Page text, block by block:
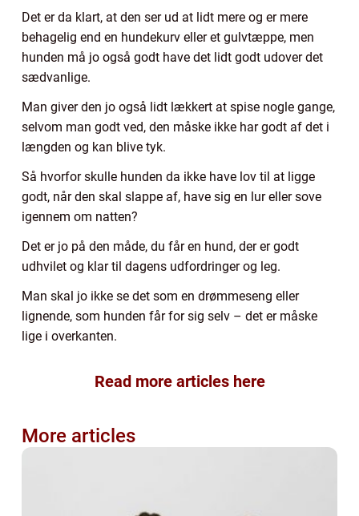
Det er da klart, at den ser ud at lidt mere og er mere
behagelig end en hundekurv eller et gulvtæppe, men
hunden må jo også godt have det lidt godt udover det
sædvanlige.
Man giver den jo også lidt lækkert at spise nogle gange,
selvom man godt ved, den måske ikke har godt af det i
længden og kan blive tyk.
Så hvorfor skulle hunden da ikke have lov til at ligge
godt, når den skal slappe af, have sig en lur eller sove
igennem om natten?
Det er jo på den måde, du får en hund, der er godt
udhvilet og klar til dagens udfordringer og leg.
Man skal jo ikke se det som en drømmeseng eller
lignende, som hunden får for sig selv – det er måske
lige i overkanten.
Read more articles here
More articles